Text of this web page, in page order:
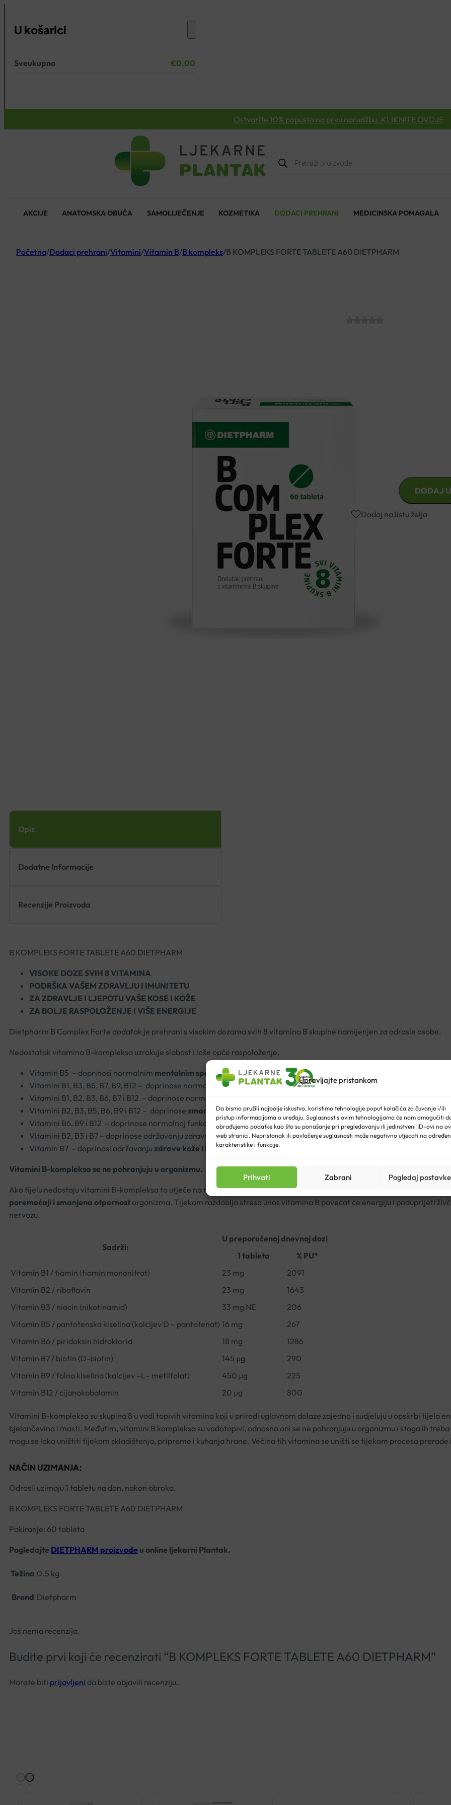
Upravljajte pristankom
Da bismo pružili najbolje iskustvo, koristimo tehnologije poput kolačića za čuvanje i/ili
pristup informacijama o uređaju. Suglasnost s ovim tehnologijama će nam omogućiti
obrađujemo podatke kao što su ponašanje pri pregledavanju ili jedinstveni ID-ovi na
web stranici. Nepristanak ili povlačenje suglasnosti može negativno utjecati na
karakteristike i funkcije.
Prihvati Zabrani Pogledaj postavke
U košarici
Nema proizvoda u košarici.
Sveukupno €0.00
Ostvarite 10% popusta na prvu narudžbu. KLIKNITE OVDJE
Products
search
AKCIJE ANATOMSKA OBUĆA SAMOLIJEČENJE KOZMETIKA DODACI PREHRANI MEDICINSKA POMAGALA
Početna/Dodaci prehrani/Vitamini/Vitamin B/B kompleks/B KOMPLEKS FORTE TABLETE A60 DIETPHARM
Dodatak prehrani s visokim
FORTE
DODAJ
Dodaj na listu želja
Opis
Dodatne Informacije
Recenzije Proizvoda
B KOMPLEKS FORTE TABLETE A60 DIETPHARM
VISOKE DOZE SVIH 8 VITAMINA
PODRŠKA VAŠEM ZDRAVLJU I IMUNITETU
ZA ZDRAVLJE I LJEPOTU VAŠE KOSE I KOŽE
ZA BOLJE RASPOLOŽENJE I VIŠE ENERGIJE
Dietpharm B Complex Forte dodatak je prehrani s visokim dozama svih 8 vitamina B skupine namijenjen za odrasle osobe.
Nedostatak vitamina B-kompleksa uzrokuje slabost i loše opće raspoloženje.
Vitamin B5 – doprinosi normalnim mentalnim sposobnostima
Vitamini B1, B3, B6, B7, B9, B12 – doprinose normalnoj psihološkoj funkciji
Vitamini B1, B2, B3, B6, B7 i B12 – doprinose normalnom funkcioniranju
Vitamini B2, B3, B5, B6, B9 i B12 – doprinose smanjenju umora i iscrpljenosti
Vitamini B6, B9 i B12 – doprinose normalnoj funkciji
imunološkog sustava
Vitamini B2, B3 i B7 – doprinose održavanju zdrave kože
Vitamin B7 – doprinosi održavanju zdrave kože i kose
Vitamini B-kompleksa se ne pohranjuju u organizmu.
Ako tijelu nedostaju vitamini B-kompleksa to utječe na metabolizam i oslobađanje energije, te na
poremećaji i smanjena otpornost organizma. Tijekom razdoblja stresa unos vitamina B povećat će energiju i poduprijeti
nervozu.
Sadrži:
U preporučenoj dnevnoj dozi
1 tableta
% PU*
Vitamin B1 / tiamin (tiamin mononitrat)
23 mg
2091
Vitamin B2 / riboflavin
23 mg
1643
Vitamin B3 / niacin (nikotinamid)
33 mg NE
206
Vitamin B5 / pantotenska kiselina (kalcijev D – pantotenat) 16 mg
267
Vitamin B6 / piridoksin hidroklorid
18 mg
1286
Vitamin B7 / biotin (D-biotin)
145 µg
290
Vitamin B9 / folna kiselina (kalcijev –L– metilfolat)
450 µg
225
Vitamin B12 / cijanokobalamin
20 µg 800
Vitamini B-kompleksa su skupina 8 u vodi topivih vitamina koji u prirodi uglavnom dolaze zajedno i sudjeluju u opskrbi tijela
bjelančevina i masti. Međutim, vitamini B kompleksa su vodotopivi, odnosno oni se ne pohranjuju u organizmu i stoga ih
mogu se lako uništiti tijekom skladištenja, pripreme i kuhanja hrane. Većina tih vitamina se uništi se tijekom procesa prerade
NAČIN UZIMANJA:
Odrasli uzimaju 1 tabletu na dan, nakon obroka.
B KOMPLEKS FORTE TABLETE A60 DIETPHARM
Pakiranje: 60 tableta
Pogledajte DIETPHARM proizvode u online ljekarni Plantak.
Težina 0.5 kg
Brend Dietpharm
Još nema recenzija.
Budite prvi koji će recenzirati “B KOMPLEKS FORTE TABLETE A60 DIETPHARM”
Morate biti prijavljeni da biste objavili recenziju.